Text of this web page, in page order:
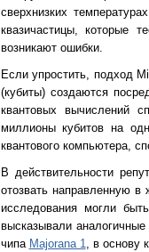
сверхнизких
квазичастицы, которые
возникают ошибки.
Если упростить, подход
(кубиты) создаются
квантовых вычислений
миллионы кубитов на
квантового компьютера,
В действительности
отозвать направленную в
исследования могли
высказывали
чипа Majorana 1, в основу